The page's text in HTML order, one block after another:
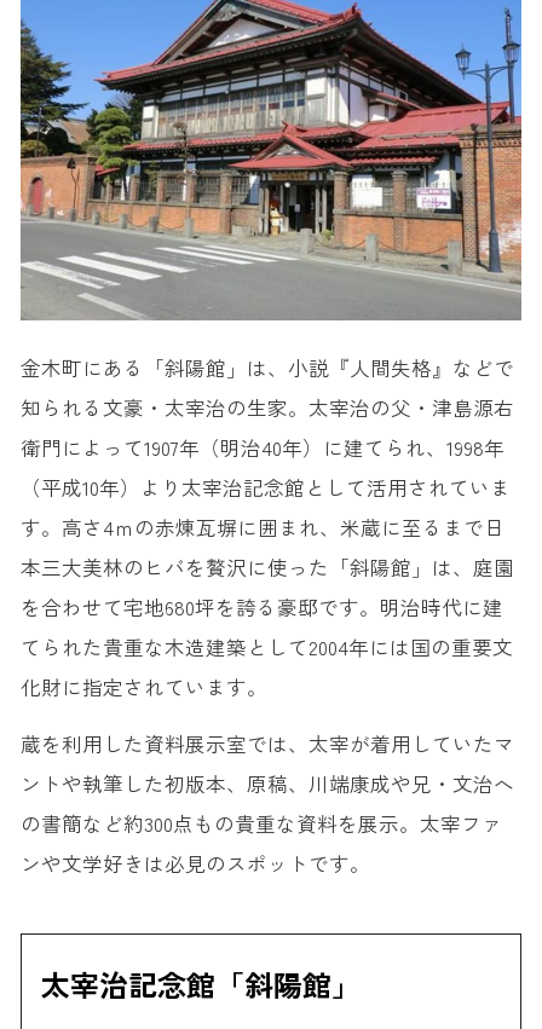
金木町にある「斜陽館」は、小説『人間失格』などで
知られる文豪・太宰治の生家。太宰治の父・津島源右
衛門によって1907年（明治40年）に建てられ、1998年
（平成10年）より太宰治記念館として活用されていま
す。高さ4ｍの赤煉瓦塀に囲まれ、米蔵に至るまで日
本三大美林のヒバを贅沢に使った「斜陽館」は、庭園
を合わせて宅地680坪を誇る豪邸です。明治時代に建
てられた貴重な木造建築として2004年には国の重要文
化財に指定されています。
蔵を利用した資料展示室では、太宰が着用していたマ
ントや執筆した初版本、原稿、川端康成や兄・文治へ
の書簡など約300点もの貴重な資料を展示。太宰ファ
ンや文学好きは必見のスポットです。
太宰治記念館「斜陽館」